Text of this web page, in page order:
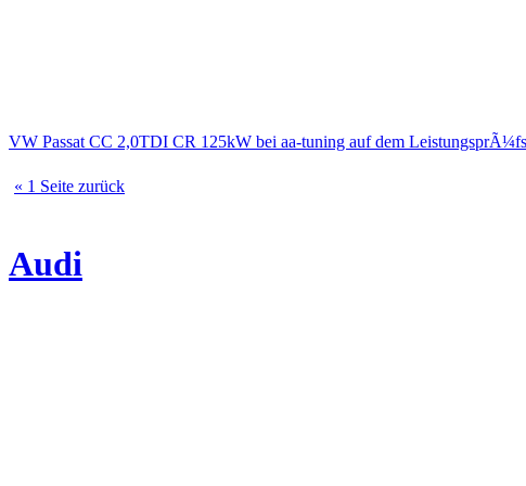
VW Passat CC 2,0TDI CR 125kW bei aa-tuning auf dem
« 1 Seite zurück
Audi